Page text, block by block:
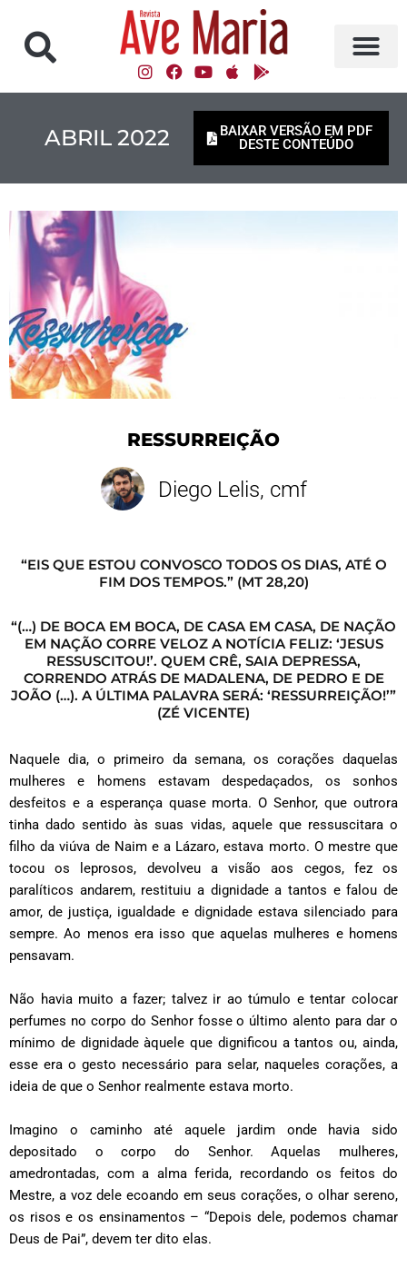
ABRIL 2022
BAIXAR VERSÃO EM PDF
DESTE CONTEÚDO
RESSURREIÇÃO
Diego Lelis, cmf
“EIS QUE ESTOU CONVOSCO TODOS OS DIAS, ATÉ O
FIM DOS TEMPOS.” (MT 28,20)
“(…) DE BOCA EM BOCA, DE CASA EM CASA, DE NAÇÃO
EM NAÇÃO CORRE VELOZ A NOTÍCIA FELIZ: ‘JESUS
RESSUSCITOU!’. QUEM CRÊ, SAIA DEPRESSA,
CORRENDO ATRÁS DE MADALENA, DE PEDRO E DE
JOÃO (…). A ÚLTIMA PALAVRA SERÁ: ‘RESSURREIÇÃO!’”
(ZÉ VICENTE)
Naquele dia, o primeiro da semana, os corações daquelas
mulheres e homens estavam despedaçados, os sonhos
desfeitos e a esperança quase morta. O Senhor, que outrora
tinha dado sentido às suas vidas, aquele que ressuscitara o
filho da viúva de Naim e a Lázaro, estava morto. O mestre que
tocou os leprosos, devolveu a visão aos cegos, fez os
paralíticos andarem, restituiu a dignidade a tantos e falou de
amor, de justiça, igualdade e dignidade estava silenciado para
sempre. Ao menos era isso que aquelas mulheres e homens
pensavam.
Não havia muito a fazer; talvez ir ao túmulo e tentar colocar
perfumes no corpo do Senhor fosse o último alento para dar o
mínimo de dignidade àquele que dignificou a tantos ou, ainda,
esse era o gesto necessário para selar, naqueles corações, a
ideia de que o Senhor realmente estava morto.
Imagino o caminho até aquele jardim onde havia sido
depositado o corpo do Senhor. Aquelas mulheres,
amedrontadas, com a alma ferida, recordando os feitos do
Mestre, a voz dele ecoando em seus corações, o olhar sereno,
os risos e os ensinamentos – “Depois dele, podemos chamar
Deus de Pai”, devem ter dito elas.